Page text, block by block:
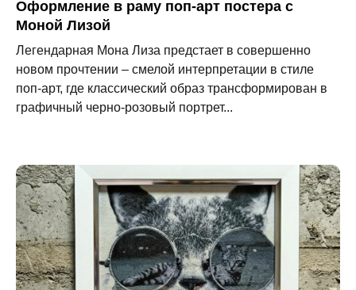
Оформление в раму поп-арт постера с
Моной Лизой
Легендарная Мона Лиза предстает в совершенно
новом прочтении – смелой интерпретации в стиле
поп-арт, где классический образ трансформирован в
графичный черно-розовый портрет...